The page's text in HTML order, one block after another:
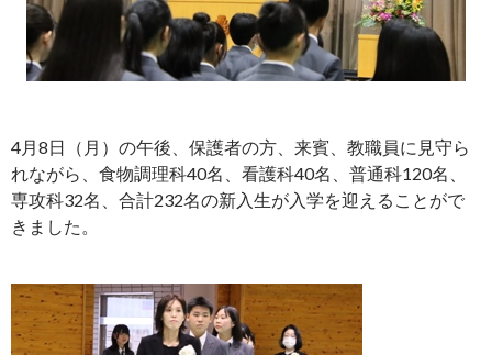
4月8日（月）の午後、保護者の方、来賓、教職員に見守ら
れながら、食物調理科40名、看護科40名、普通科120名、
専攻科32名、合計232名の新入生が入学を迎えることがで
きました。